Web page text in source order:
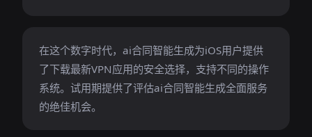
在这个数字时代，ai合同智能生成为iOS用户提供
了下载最新VPN应用的安全选择，支持不同的操作
系统。试用期提供了评估ai合同智能生成全面服务
的绝佳机会。